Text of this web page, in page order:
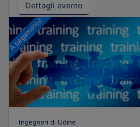
Dettagli evento
A pagamento
Ingegneri di Udine